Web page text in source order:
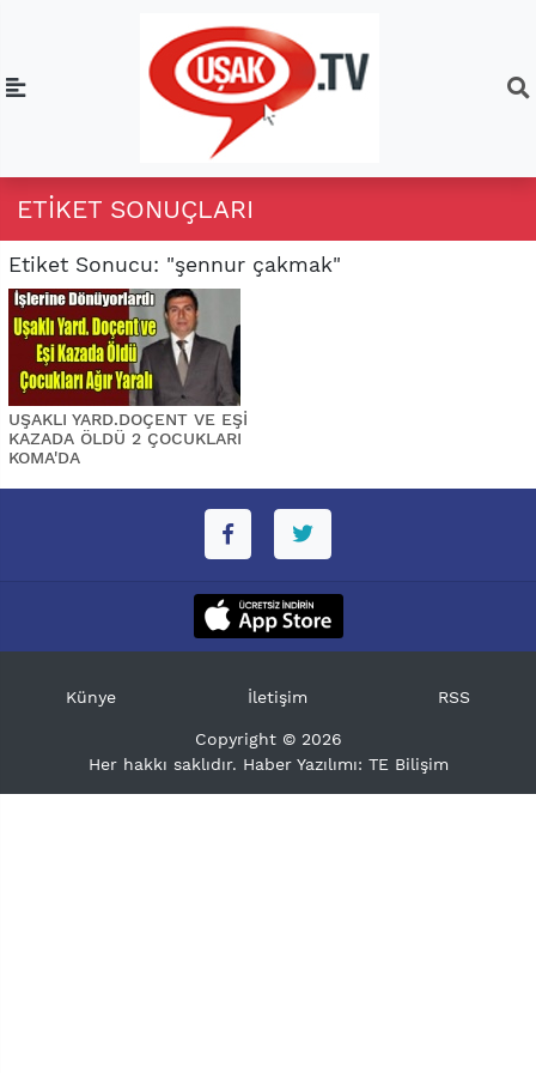
ETIKET SONUÇLARI
Etiket Sonucu: "şennur çakmak"
UŞAKLI YARD.DOÇENT VE EŞİ
KAZADA ÖLDÜ 2 ÇOCUKLARI
KOMA'DA
Künye İletişim RSS
Copyright © 2026
Her hakkı saklıdır. Haber Yazılımı: TE Bilişim